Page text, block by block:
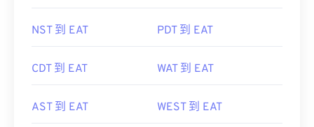
NST 到 EAT PDT 到 EAT
CDT 到 EAT WAT 到 EAT
AST 到 EAT WEST 到 EAT